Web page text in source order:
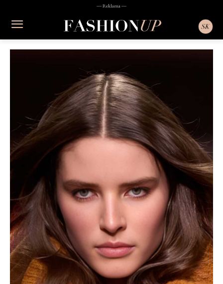
― Reklama ―